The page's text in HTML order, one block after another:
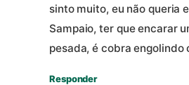
sinto muito, eu não queria
Sampaio, ter que encarar
pesada, é cobra engolindo
Responder